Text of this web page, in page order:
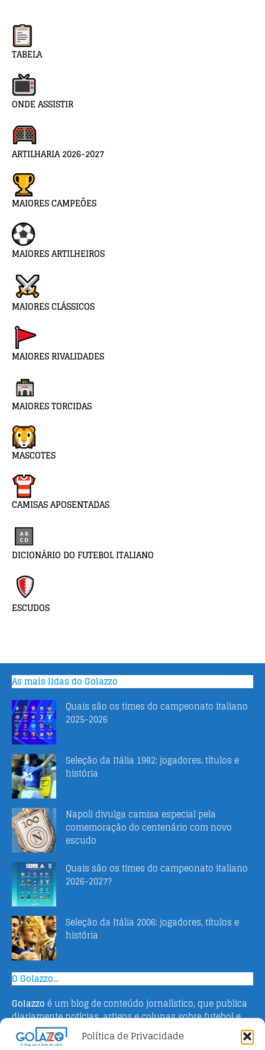
Política de Privacidade
TABELA
ONDE ASSISTIR
ARTILHARIA 2026-2027
MAIORES CAMPEÕES
MAIORES ARTILHEIROS
MAIORES CLÁSSICOS
MAIORES RIVALIDADES
MAIORES TORCIDAS
MASCOTES
CAMISAS APOSENTADAS
DICIONÁRIO DO FUTEBOL ITALIANO
ESCUDOS
As mais lidas do Golazzo
Quais são os times do campeonato italiano
2025-2026
Seleção da Itália 1982: jogadores, títulos e
história
Napoli divulga camisa especial pela
comemoração do centenário com novo
escudo
Quais são os times do campeonato italiano
2026-2027?
Seleção da Itália 2006: jogadores, títulos e
história
O Golazzo...
Golazzo é um blog de conteúdo jornalístico, que publica
diariamente notícias, artigos e colunas sobre futebol e
campeonato italiano. Fundado em 2016 pelo jornalista
Adriano Bertin, o site tem como objetivo informar o